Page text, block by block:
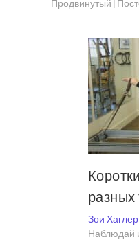
Продвинутый |
разных
Зои Хаглер
Наблюдай